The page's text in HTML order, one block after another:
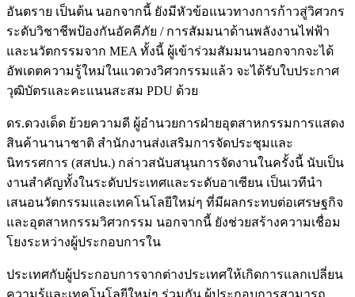
อันตราย เป็นต้น นอกจากนี้ ยังมีหัวข้อแนวทางการก้าวสู่วิศวกร
ระดับวิชาชีพป้องกันอัคคีภัย / การสัมมนาด้านพลังงานไฟฟ้า
และนวัตกรรมจาก MEA ทั้งนี้ ผู้เข้าร่วมสัมมนานอกจากจะได้
อัพเดตความรู้ใหม่ในแวดวงวิศวกรรมแล้ว จะได้รับใบประกาศ
วุฒิบัตรและคะแนนสะสม PDU ด้วย
ดร.ดวงเด็ด ย้วยความดี ผู้อำนวยการฝ่ายอุตสาหกรรมการแสดง
สินค้านานาชาติ สำนักงานส่งเสริมการจัดประชุมและ
นิทรรศการ (สสปน.) กล่าวสนับสนุนการจัดงานในครั้งนี้ นับเป็น
งานสำคัญทั้งในระดับประเทศและระดับอาเซียน เป็นเวทีนำ
เสนอนวัตกรรมและเทคโนโลยีใหม่ๆ ที่มีผลกระทบต่อเศรษฐกิจ
และอุตสาหกรรมวิศวกรรม นอกจากนี้ ยังช่วยสร้างความเชื่อม
โยงระหว่างผู้ประกอบการใน
ประเทศกับผู้ประกอบการจากต่างประเทศให้เกิดการแลกเปลี่ยน
ความรู้และเทคโนโลยีใหม่ๆ ร่วมกัน ผู้ประกอบการสามารถ